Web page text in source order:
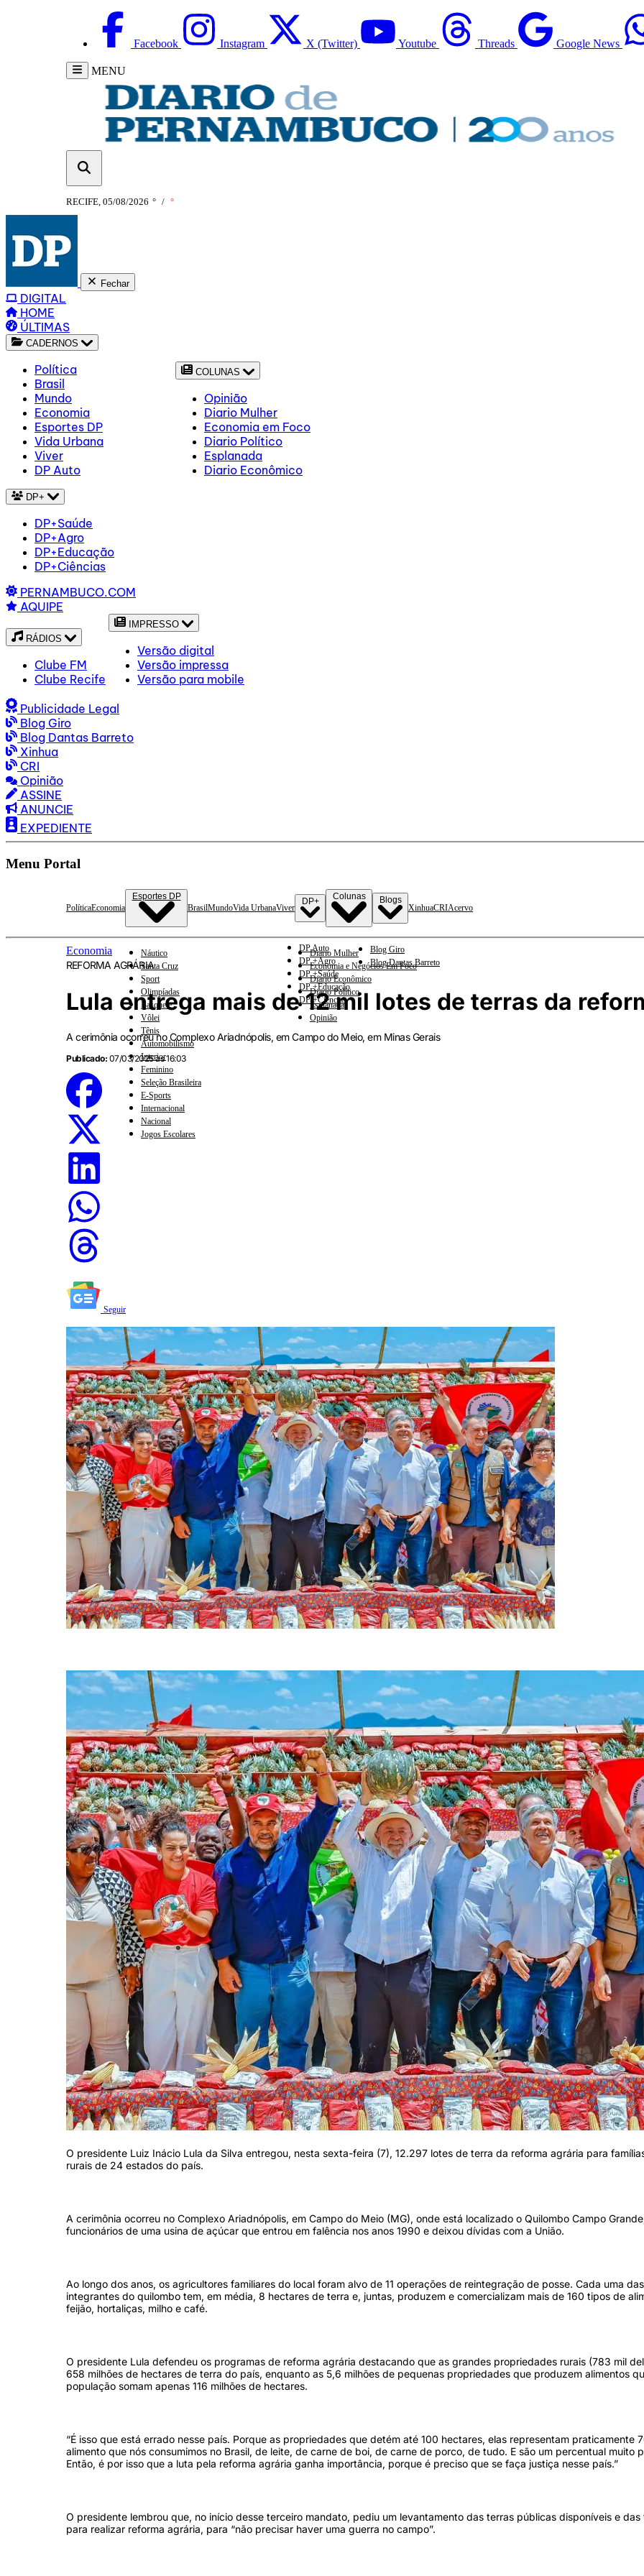
Facebook Instagram X (Twitter) Youtube Threads Google News
MENU
RECIFE, 05/08/2026 ° / °
Fechar
DIGITAL
HOME
ÚLTIMAS
CADERNOS
Política
Brasil
Mundo
Economia
Esportes DP
Vida Urbana
Viver
DP Auto
COLUNAS
Opinião
Diario Mulher
Economia em Foco
Diario Político
Esplanada
Diario Econômico
DP+
DP+Saúde
DP+Agro
DP+Educação
DP+Ciências
PERNAMBUCO.COM
AQUIPE
RÁDIOS
Clube FM
Clube Recife
IMPRESSO
Versão digital
Versão impressa
Versão para mobile
Publicidade Legal
Blog Giro
Blog Dantas Barreto
Xinhua
CRI
Opinião
ASSINE
ANUNCIE
EXPEDIENTE
Menu Portal
PolíticaEconomia
Esportes DP
Náutico
Santa Cruz
Sport
Olimpíadas
Basquete
Vôlei
Tênis
Automobilismo
Interior
Feminino
Seleção Brasileira
E-Sports
Internacional
Nacional
Jogos Escolares
BrasilMundoVida UrbanaViver
DP+
DP Auto
DP +Agro
DP +Saúde
DP +Educação
DP +Ciências
Colunas
Diario Mulher
Economia e Negócios Em Foco
Diario Econômico
Diario Político
Esplanada
Opinião
Blogs
Blog Giro
Blog Dantas Barreto
XinhuaCRIAcervo
Economia
REFORMA AGRÁRIA
Lula entrega mais de 12 mil lotes de terras da
A cerimônia ocorreu no Complexo Ariadnópolis, em Campo do Meio, em Minas Gerais
Publicado: 07/03/2025 às 16:03
Seguir
O presidente Luiz Inácio Lula da Silva entregou, nesta sexta-feira (7), 12.297 lotes de terra da reforma agrária para
rurais de 24 estados do país.
A cerimônia ocorreu no Complexo Ariadnópolis, em Campo do Meio (MG), onde está localizado o Quilombo Campo
funcionários de uma usina de açúcar que entrou em falência nos anos 1990 e deixou dívidas com a União.
Ao longo dos anos, os agricultores familiares do local foram alvo de 11 operações de reintegração de posse. Cada uma
integrantes do quilombo tem, em média, 8 hectares de terra e, juntas, produzem e comercializam mais de 160 tipos de
feijão, hortaliças, milho e café.
O presidente Lula defendeu os programas de reforma agrária destacando que as grandes propriedades rurais (783 mil
658 milhões de hectares de terra do país, enquanto as 5,6 milhões de pequenas propriedades que produzem alimentos
população somam apenas 116 milhões de hectares.
“É isso que está errado nesse país. Porque as propriedades que detém até 100 hectares, elas representam praticamente
alimento que nós consumimos no Brasil, de leite, de carne de boi, de carne de porco, de tudo. E são um percentual muito
Então, é por isso que a luta pela reforma agrária ganha importância, porque é preciso que se faça justiça nesse país.”
O presidente lembrou que, no início desse terceiro mandato, pediu um levantamento das terras públicas disponíveis e
para realizar reforma agrária, para “não precisar haver uma guerra no campo”.